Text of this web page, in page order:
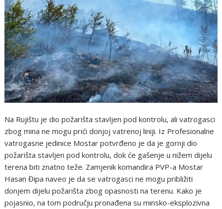
Na Rujištu je dio požarišta stavljen pod kontrolu, ali vatrogasci
zbog mina ne mogu prići donjoj vatrenoj liniji. Iz Profesionalne
vatrogasne jedinice Mostar potvrđeno je da je gornji dio
požarišta stavljen pod kontrolu, dok će gašenje u nižem dijelu
terena biti znatno teže. Zamjenik komandira PVP-a Mostar
Hasan Đipa naveo je da se vatrogasci ne mogu približiti
donjem dijelu požarišta zbog opasnosti na terenu. Kako je
pojasnio, na tom području pronađena su minsko-eksplozivna